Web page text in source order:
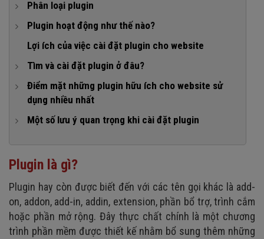
Phân loại plugin
1. Phân loại plugin theo chức năng
2. Phân loại plugin theo nền tảng
3. Các loại plugin khác
Plugin hoạt động như thế nào?
1. Tích hợp
2. Giao tiếp
Lợi ích của việc cài đặt plugin cho website
Tìm và cài đặt plugin ở đâu?
Cách 1: Trên các công cụ tìm kiếm
Cách 2: Các đơn vị thiết kế website
Cách 3: Cài đặt trực tiếp từ thư viện plugin của
Điểm mặt những plugin hữu ích cho website sử
dụng nhiều nhất
1. Yoast SEO
3. WP Rocket
4. Jetpack
5. Contact Form 7
6. Akismet
7. Zalo Live Chat
Một số lưu ý quan trọng khi cài đặt plugin
2. Tìm các plugin được đề xuất trên web
3. Chọn plugin từ nguồn đáng tin cậy
4. Kiểm tra tính tương thích
5. Cẩn thận với các quyền plugin
Plugin là gì?
Plugin hay còn được biết đến với các tên gọi khác là add-
on, addon, add-in, addin, extension, phần bổ trợ, trình cắm
hoặc phần mở rộng. Đây thực chất chính là một chương
trình phần mềm được thiết kế nhằm bổ sung thêm những